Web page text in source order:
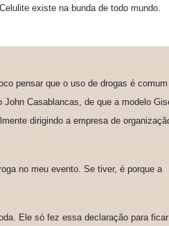
existe na bunda de todo mundo.
pensar que o uso de drogas é
Casablancas, de que a modelo
dirigindo a empresa de
no meu evento. Se tiver, é porque a
Ele só fez essa declaração para ficar